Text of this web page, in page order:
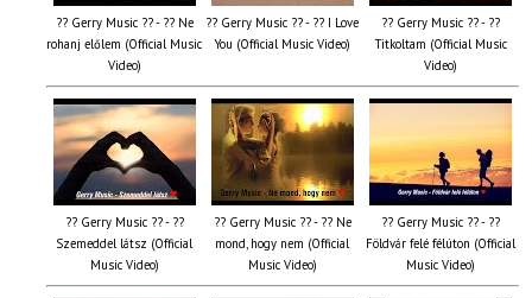
?? Gerry Music ?? - ?? Ne
rohanj előlem (Official Music
Video)
?? Gerry Music ?? - ?? I Love
You (Official Music Video)
?? Gerry Music ?? - ??
Titkoltam (Official Music
Video)
?? Gerry Music ?? - ??
Szemeddel látsz (Official
Music Video)
?? Gerry Music ?? - ?? Ne
mond, hogy nem (Official
Music Video)
?? Gerry Music ?? - ??
Földvár felé félúton (Official
Music Video)